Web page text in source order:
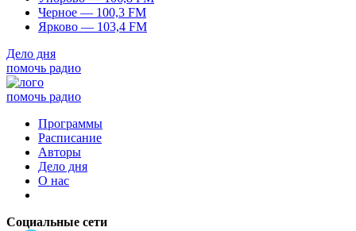
Черное — 100,3 FM
Ярково — 103,4 FM
Дело дня
помочь радио
помочь радио
Программы
Расписание
Авторы
Дело дня
О нас
Социальные сети